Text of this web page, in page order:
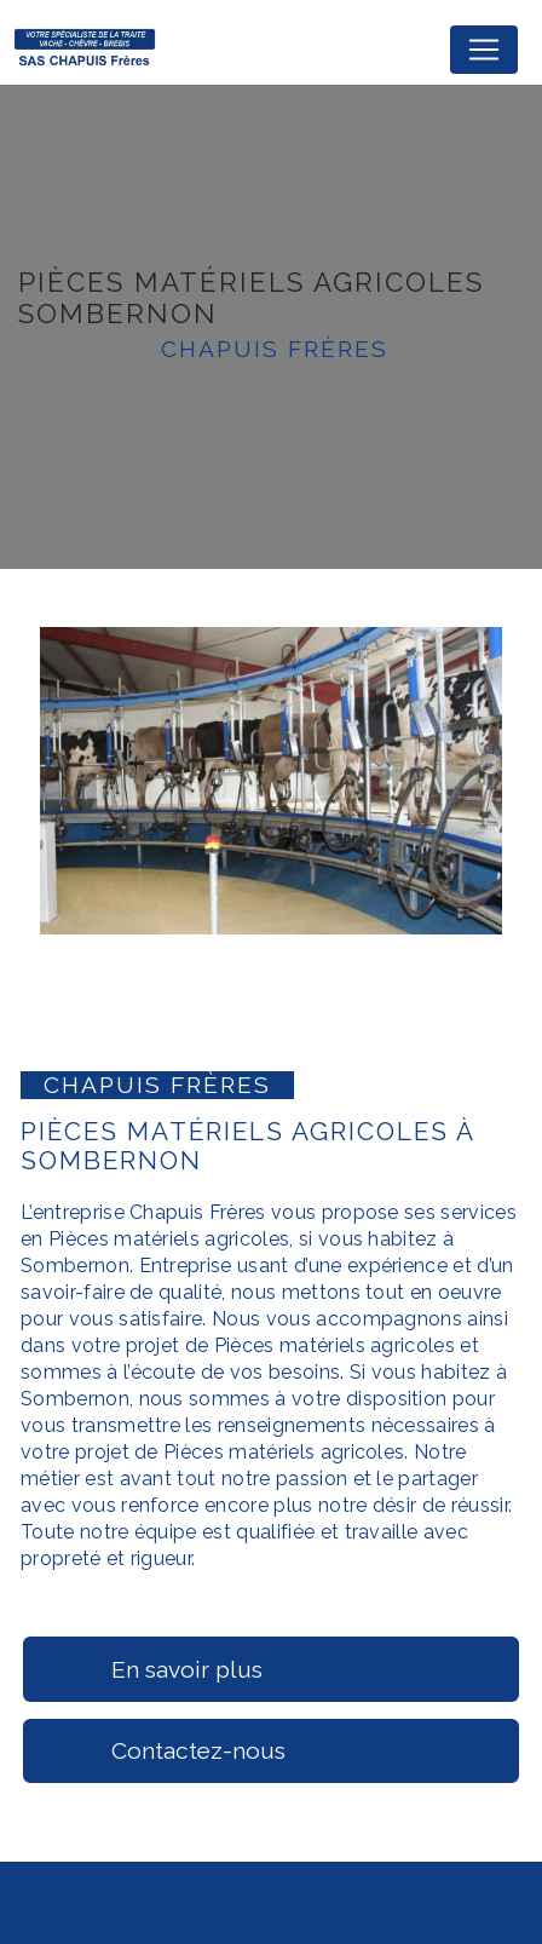
PIÈCES MATÉRIELS AGRICOLES
SOMBERNON
CHAPUIS FRÈRES
CHAPUIS FRÈRES
PIÈCES MATÉRIELS AGRICOLES À
SOMBERNON
L’entrepriseChapuis Frères vous propose ses services
en Pièces matériels agricoles, si vous habitez à
Sombernon. Entreprise usant d’une expérience et d’un
savoir-faire de qualité, nous mettons tout en oeuvre
pour vous satisfaire. Nous vous accompagnons ainsi
dans votre projet de Pièces matériels agricoles et
sommes à l’écoute de vos besoins. Si vous habitez à
Sombernon, nous sommes à votre disposition pour
vous transmettre les renseignements nécessaires à
votre projet de Pièces matériels agricoles. Notre
métier est avant tout notre passion et le partager
avec vous renforce encore plus notre désir de réussir.
Toute notre équipe est qualifiée et travaille avec
propreté et rigueur.
En savoir plus
Contactez-nous